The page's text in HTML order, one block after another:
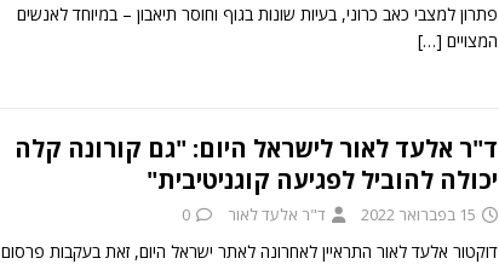
פתרון למצבי כאב כרוני, בעיות שונות בגוף וחוסר תיאבון – במיוחד לאנשים
המצויים […]
ד"ר אלעד לאור לישראל היום: "גם קורונה קלה
יכולה להוביל לפגיעה קוגניטיבית"
15 בפברואר 2022 ד"ר אלעד לאור 0
דוקטור אלעד לאור התראיין לאחרונה לאתר ישראל היום, זאת בעקבות פרסום